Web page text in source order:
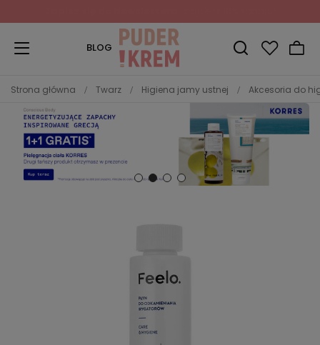
BLOG
Strona główna Twarz Higiena jamy ustnej Akcesoria do